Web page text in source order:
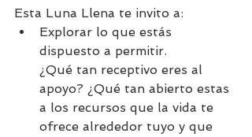
Esta Luna Llena te invito a:
Explorar lo que estás
dispuesto a permitir.
¿Qué tan receptivo eres al
apoyo? ¿Qué tan abierto estas
a los recursos que la vida te
ofrece alrededor tuyo y que